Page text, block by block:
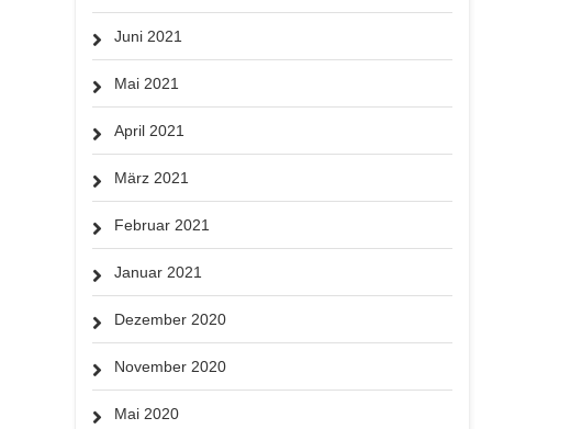
Juni 2021
Mai 2021
April 2021
März 2021
Februar 2021
Januar 2021
Dezember 2020
November 2020
Mai 2020